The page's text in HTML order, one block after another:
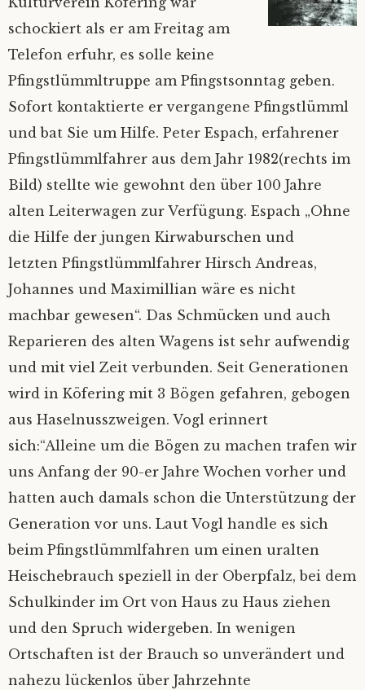
Impressum
Mietinventar
Satzung
Mitgliedsantrag
Mitgliederverwaltung
Ferienprogramm
Datenschutz
Bilder
2026
Alle Jahre
schockiert als er am Freitag am
Telefon erfuhr, es solle keine
Pfingstlümmltruppe am Pfingstsonntag geben.
Sofort kontaktierte er vergangene Pfingstlümml
und bat Sie um Hilfe. Peter Espach, erfahrener
Pfingstlümmlfahrer aus dem Jahr 1982(rechts im
Bild) stellte wie gewohnt den über 100 Jahre
alten Leiterwagen zur Verfügung. Espach „Ohne
die Hilfe der jungen Kirwaburschen und
letzten Pfingstlümmlfahrer Hirsch Andreas,
Johannes und Maximillian wäre es nicht
machbar gewesen“. Das Schmücken und auch
Reparieren des alten Wagens ist sehr aufwendig
und mit viel Zeit verbunden. Seit Generationen
wird in Köfering mit 3 Bögen gefahren, gebogen
aus Haselnusszweigen. Vogl erinnert
sich:“Alleine um die Bögen zu machen trafen wir
uns Anfang der 90-er Jahre Wochen vorher und
hatten auch damals schon die Unterstützung der
Generation vor uns. Laut Vogl handle es sich
beim Pfingstlümmlfahren um einen uralten
Heischebrauch speziell in der Oberpfalz, bei dem
Schulkinder im Ort von Haus zu Haus ziehen
und den Spruch widergeben. In wenigen
Ortschaften ist der Brauch so unverändert und
nahezu lückenlos über Jahrzehnte